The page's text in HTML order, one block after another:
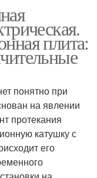
плита:
понятно при
на явлении
протекания
катушку с
его